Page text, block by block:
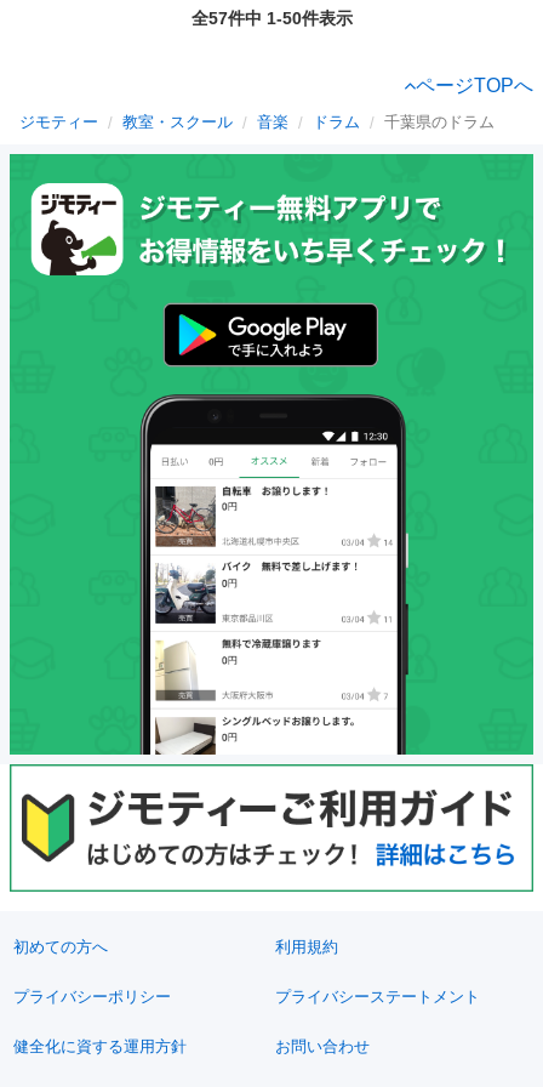
全57件中 1-50件表示
ページTOPへ
ジモティー 教室・スクール 音楽 ドラム 千葉県のドラム
初めての方へ 利用規約
プライバシーポリシー プライバシーステートメント
健全化に資する運用方針 お問い合わせ